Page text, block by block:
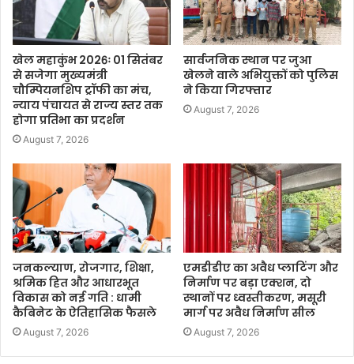
खेल महाकुंभ 2026ः 01 सितंबर
से सजेगा मुख्यमंत्री
चौम्पियनशिप ट्रॉफी का मंच,
न्याय पंचायत से राज्य स्तर तक
होगा प्रतिभा का प्रदर्शन
August 7, 2026
सार्वजनिक स्थान पर जुआ
खेलने वाले अभियुक्तों को पुलिस
ने किया गिरफ्तार
August 7, 2026
जनकल्याण, रोजगार, शिक्षा,
श्रमिक हित और आधारभूत
विकास को नई गति : धामी
कैबिनेट के ऐतिहासिक फैसले
August 7, 2026
एमडीडीए का अवैध प्लाटिंग और
निर्माण पर बड़ा एक्शन, दो
स्थानों पर ध्वस्तीकरण, मसूरी
मार्ग पर अवैध निर्माण सील
August 7, 2026